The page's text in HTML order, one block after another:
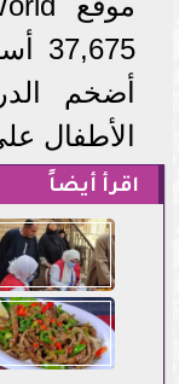
أضخم
الأطفال
اقرأ أيضاً